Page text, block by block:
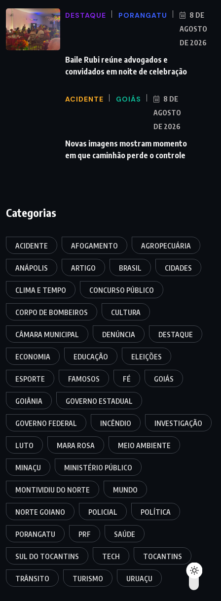
DESTAQUE PORANGATU
8 DE
AGOSTO
DE 2026
Baile Rubi reúne advogados e
convidados em noite de celebração
ACIDENTE GOIÁS
8 DE
AGOSTO
DE 2026
Novas imagens mostram momento
em que caminhão perde o controle
Categorias
ACIDENTE AFOGAMENTO AGROPECUÁRIA
ANÁPOLIS ARTIGO BRASIL CIDADES
CLIMA E TEMPO CONCURSO PÚBLICO
CORPO DE BOMBEIROS CULTURA
CÂMARA MUNICIPAL DENÚNCIA DESTAQUE
ECONOMIA EDUCAÇÃO ELEIÇÕES
ESPORTE FAMOSOS FÉ GOIÁS
GOIÂNIA GOVERNO ESTADUAL
GOVERNO FEDERAL INCÊNDIO INVESTIGAÇÃO
LUTO MARA ROSA MEIO AMBIENTE
MINAÇU MINISTÉRIO PÚBLICO
MONTIVIDIU DO NORTE MUNDO
NORTE GOIANO POLICIAL POLÍTICA
PORANGATU PRF SAÚDE
SUL DO TOCANTINS TECH TOCANTINS
TRÂNSITO TURISMO URUAÇU